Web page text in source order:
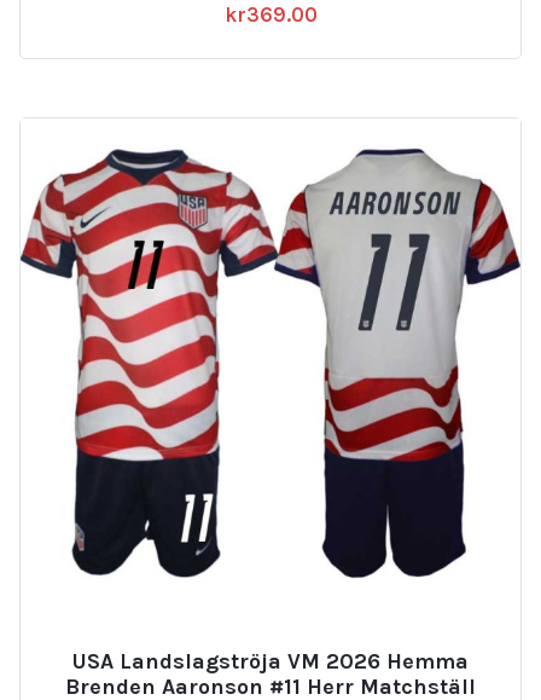
kr369.00
USA Landslagströja VM 2026 Hemma
Brenden Aaronson #11 Herr Matchställ